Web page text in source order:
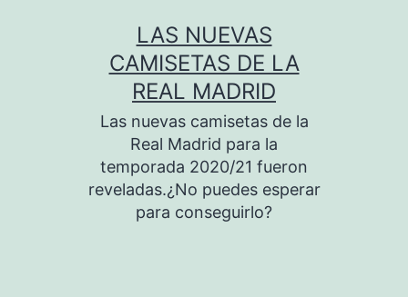
LAS NUEVAS
CAMISETAS DE LA
REAL MADRID
Las nuevas camisetas de la
Real Madrid para la
temporada 2020/21 fueron
reveladas.¿No puedes esperar
para conseguirlo?